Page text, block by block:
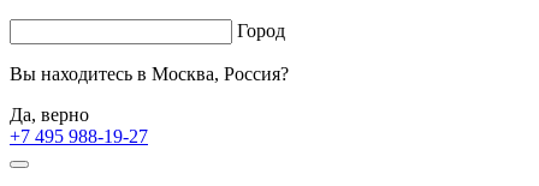
Город
Вы находитесь в Москва, Россия?
Да, верно
+7 495 988-19-27